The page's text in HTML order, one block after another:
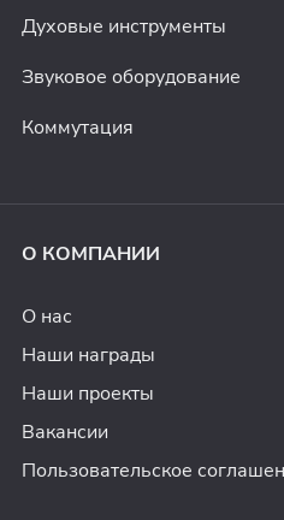
Духовые инструменты
Звуковое оборудование
Коммутация
О КОМПАНИИ
О нас
Наши награды
Наши проекты
Вакансии
Пользовательское